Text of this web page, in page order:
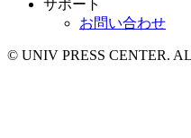
サポート
お問い合わせ
© UNIV PRESS CENTER.